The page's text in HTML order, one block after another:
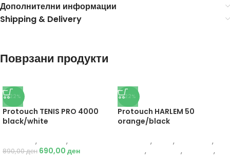
Дополнителни информации
Shipping & Delivery
Поврзани продукти
-22%
Protouch TENIS PRO 4000
black/white
, ,
890,00ден 690,00 ден
-22%
Protouch HARLEM 50
orange/black
, ,
,
, ,
,